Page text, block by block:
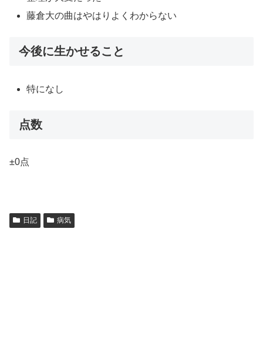
藤倉大の曲はやはりよくわからない
今後に生かせること
特になし
点数
±0点
日記 病気